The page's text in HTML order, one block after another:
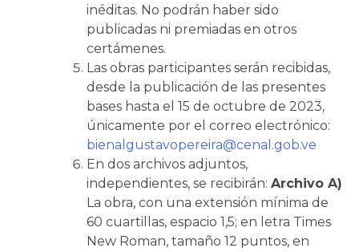
inéditas. No podrán haber sido
publicadas ni premiadas en otros
certámenes.
Las obras participantes serán recibidas,
desde la publicación de las presentes
bases hasta el 15 de octubre de 2023,
únicamente por el correo electrónico:
bienalgustavopereira@cenal.gob.ve
En dos archivos adjuntos,
independientes, se recibirán: Archivo A)
La obra, con una extensión mínima de
60 cuartillas, espacio 1,5; en letra Times
New Roman, tamaño 12 puntos, en